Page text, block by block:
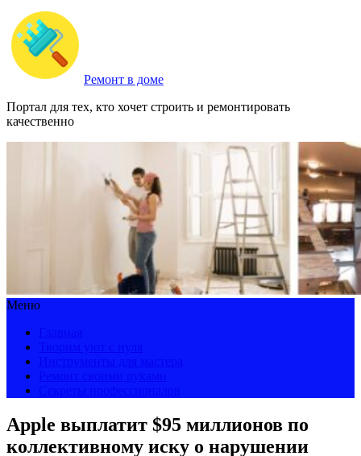
Ремонт в доме
Портал для тех, кто хочет строить и ремонтировать
качественно
Меню
Apple выплатит $95 миллионов по
коллективному иску о нарушении